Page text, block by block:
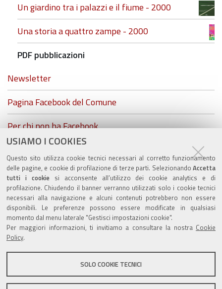
USIAMO I COOKIES
Questo sito utilizza cookie tecnici necessari al corretto funzionamento
delle pagine, e cookie di profilazione di terze parti. Selezionando Accetta
tutti i cookiesi acconsente all’utilizzo dei cookie analytics e di
profilazione. Chiudendo il banner verranno utilizzati solo i cookie tecnici
necessari alla navigazione e alcuni contenuti potrebbero non essere
disponibili. Le preferenze possono essere modificate in qualsiasi
momento dal menu laterale "Gestisci impostazioni cookie".
Per maggiori informazioni, ti invitiamo a consultare la nostra Cookie
Policy.
SOLO COOKIE TECNICI
Un giardino tra i palazzi e il fiume - 2000
Una storia a quattro zampe - 2000
PDF pubblicazioni
Newsletter
Pagina Facebook del Comune
Per chi non ha Facebook...
ZolaGram - il canale Telegram del Comune di Zola
Predosa
Valuta questo sito